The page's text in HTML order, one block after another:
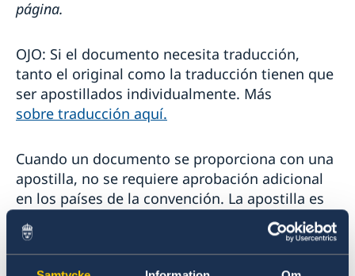
página.
OJO: Si el documento necesita traducción,
tanto el original como la traducción tienen que
ser apostillados individualmente. Más
sobre traducción aquí.
Cuando un documento se proporciona con una
apostilla, no se requiere aprobación adicional
en los países de la convención. La apostilla es
una legalización simplificada. Más información
sobre legalización y apostilla se encuentra en la
página web del